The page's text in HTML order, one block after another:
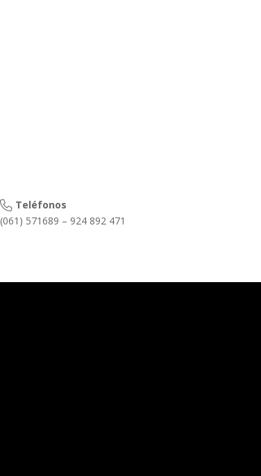
Teléfonos
(061) 571689 – 924 892 471